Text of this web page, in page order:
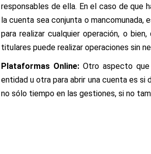
responsables de ella. En el caso de que
la cuenta sea conjunta o
para realizar cualquier operación, o
titulares puede realizar operaciones sin
Plataformas Online: Otro aspecto
entidad u otra para abrir una cuenta es si
no sólo tiempo en las gestiones, si no